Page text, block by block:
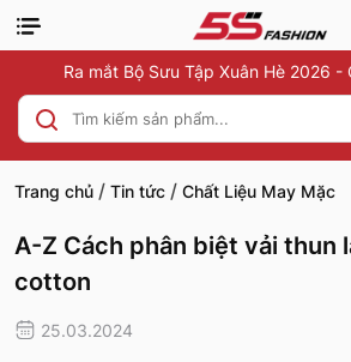
Ra mắt Bộ Sưu Tập Xuân Hè 2026 -
Trang chủ / Tin tức / Chất Liệu May Mặc
A-Z Cách phân biệt vải thun
cotton
25.03.2024